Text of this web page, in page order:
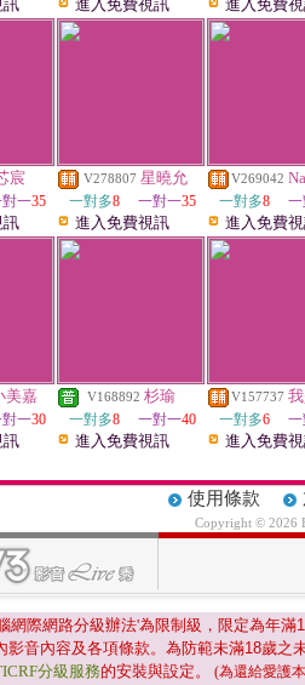
訊 進入免費視訊 進入免費
宸
一35
訊
V278807 星曉允
一對多8 一對一35
進入免費視訊
V269042
一對多8
進入免費
美嘉
一30
訊
V168892 杉瑜
一對多8 一對一40
進入免費視訊
V157737
一對多6
進入免費
使用條款
Copyright © 2026
網際網路分級辦法'為限制級，限定為年滿
影音內容及各項條款。為防範未滿18歲之
分級服務的安裝與設定。 (為還給愛護